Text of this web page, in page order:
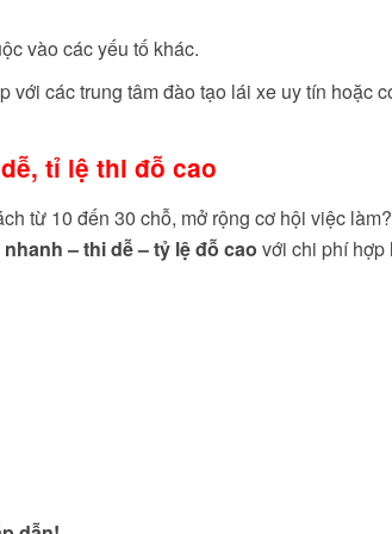
vào các yếu tố khác.
các trung tâm đào tạo lái xe uy tín hoặc
tỉ lệ thi đỗ cao
từ 10 đến 30 chỗ, mở rộng cơ hội việc làm?
– thi dễ – tỷ lệ đỗ cao với chi phí hợp